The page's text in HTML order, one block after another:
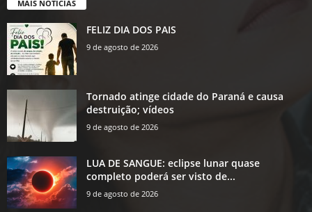
MAIS NOTÍCIAS
FELIZ DIA DOS PAIS
9 de agosto de 2026
Tornado atinge cidade do Paraná e causa
destruição; vídeos
9 de agosto de 2026
LUA DE SANGUE: eclipse lunar quase
completo poderá ser visto de...
9 de agosto de 2026